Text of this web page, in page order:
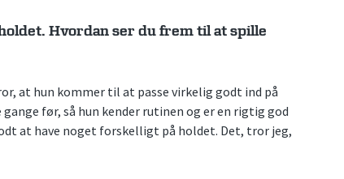
Hvordan ser du frem til at spille
at hun kommer til at passe virkelig godt ind på
før, så hun kender rutinen og er en rigtig god
at have noget forskelligt på holdet. Det, tror jeg,